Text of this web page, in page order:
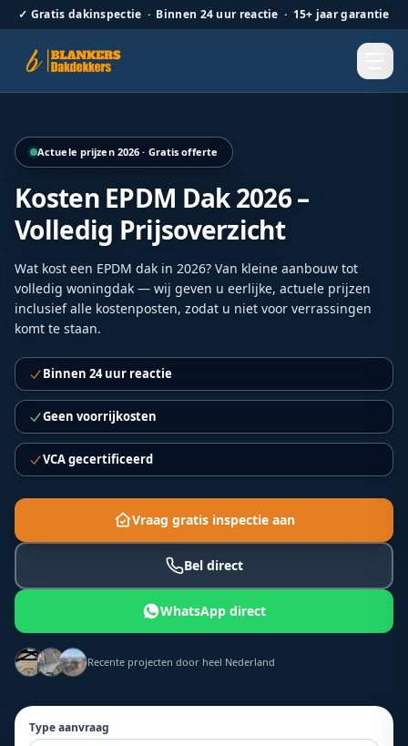
✓ Gratis dakinspectie · Binnen 24 uur reactie · 15+ jaar garantie
Actuele prijzen 2026 · Gratis offerte
Kosten EPDM Dak 2026 –
Volledig Prijsoverzicht
Wat kost een EPDM dak in 2026? Van kleine aanbouw tot
volledig woningdak — wij geven u eerlijke, actuele prijzen
inclusief alle kostenposten, zodat u niet voor verrassingen
komt te staan.
Binnen 24 uur reactie
Geen voorrijkosten
VCA gecertificeerd
Vraag gratis inspectie aan
Bel direct
WhatsApp direct
Recente projecten door heel Nederland
Type aanvraag